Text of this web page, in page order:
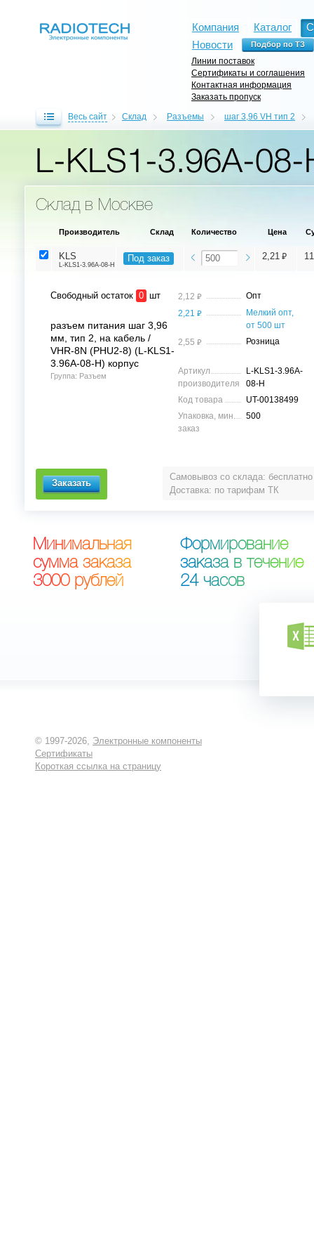
Компания Каталог
Новости
Линии поставок
Сертификаты и соглашения
Контактная информация
Заказать пропуск
Весь сайт Склад Разъемы шаг 3,96 VH тип 2
L-KLS1-3.96A-08-
Склад в Москве
Самовывоз со склада: бесплатно
Доставка: по тарифам ТК
Производитель Склад Количество Цена
KLS
L-KLS1-3.96A-08-H
Под заказ 2,21 ⃏
Свободный остаток 0 шт
разъем питания шаг 3,96
мм, тип 2, на кабель /
VHR-8N (PHU2-8) (L-KLS1-
3.96A-08-H) корпус
Группа: Разъем
2,12 ⃏
Опт
2,21 ⃏
Мелкий опт,
от 500 шт
2,55 ⃏ Розница
Артикул
производителя
L-KLS1-3.96A-
08-H
Код товара
UT-00138499
Упаковка, мин.
заказ
500
Минимальная
сумма заказа
3000 рублей
Формирование
заказа в течение
24 часов
© 1997-2026, Электронные компоненты
Сертификаты
Короткая ссылка на страницу